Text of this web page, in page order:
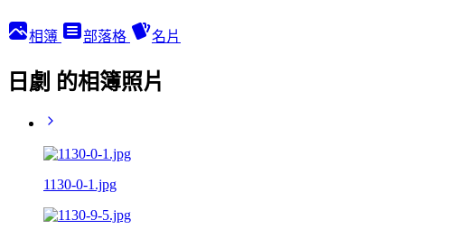
相簿 部落格 名片
日劇 的相簿照片
1130-0-1.jpg